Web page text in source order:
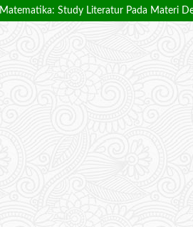
Study Literatur Pada Materi